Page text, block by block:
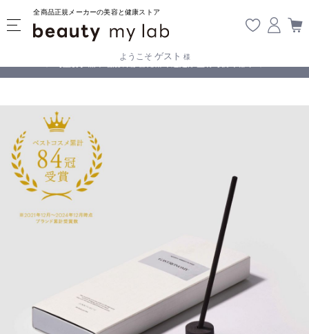
全商品正規メーカーの美容と健康ストア
ようこそ ゲスト 様
【重要】熊本地震の影響により遅延が生じております